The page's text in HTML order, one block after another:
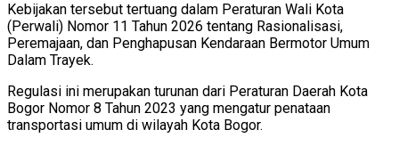
Kebijakan tersebut tertuang dalam Peraturan Wali Kota
(Perwali) Nomor 11 Tahun 2026 tentang Rasionalisasi,
Peremajaan, dan Penghapusan Kendaraan Bermotor Umum
Dalam Trayek.
Regulasi ini merupakan turunan dari Peraturan Daerah Kota
Bogor Nomor 8 Tahun 2023 yang mengatur penataan
transportasi umum di wilayah Kota Bogor.